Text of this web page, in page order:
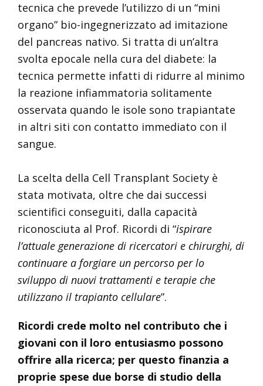
tecnica che prevede l’utilizzo di un “mini
organo” bio-ingegnerizzato ad imitazione
del pancreas nativo. Si tratta di un’altra
svolta epocale nella cura del diabete: la
tecnica permette infatti di ridurre al minimo
la reazione infiammatoria solitamente
osservata quando le isole sono trapiantate
in altri siti con contatto immediato con il
sangue.
La scelta della Cell Transplant Society è
stata motivata, oltre che dai successi
scientifici conseguiti, dalla capacità
riconosciuta al Prof. Ricordi di “ispirare
l’attuale generazione di ricercatori e chirurghi, di
continuare a forgiare un percorso per lo
sviluppo di nuovi trattamenti e terapie che
utilizzano il trapianto cellulare”.
Ricordi crede molto nel contributo che i
giovani con il loro entusiasmo possono
offrire alla ricerca; per questo finanzia a
proprie spese due borse di studio della